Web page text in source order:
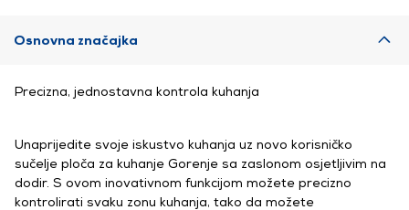
Osnovna značajka
Precizna, jednostavna kontrola kuhanja
Unaprijedite svoje iskustvo kuhanja uz novo korisničko
sučelje ploča za kuhanje Gorenje sa zaslonom osjetljivim na
dodir. S ovom inovativnom funkcijom možete precizno
kontrolirati svaku zonu kuhanja, tako da možete